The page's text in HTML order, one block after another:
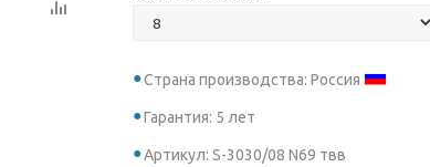
Страна производства: Россия
Гарантия: 5 лет
Артикул: S-3030/08 N69 твв